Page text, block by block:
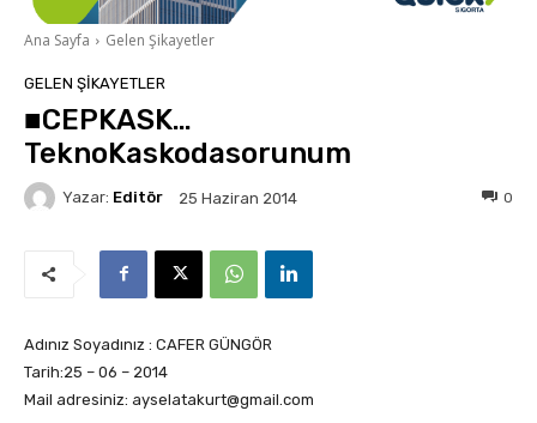
Ana Sayfa Gelen Şikayetler
GELEN ŞIKAYETLER
■CEPKASK…
TeknoKaskodasorunum
Yazar: Editör 25 Haziran 2014 0
Adınız Soyadınız : CAFER GÜNGÖR
Tarih:25 – 06 – 2014
Mail adresiniz: ayselatakurt@gmail.com